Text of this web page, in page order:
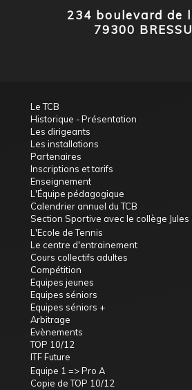
234 boulevard de
79300
Le TCB
Historique - Présentation
Les dirigeants
Les installations
Partenaires
Inscriptions et tarifs
Enseignement
L'Équipe pédagogique
Calendrier annuel du TCB
Section Sportive avec le collège Jules
L'Ecole de Tennis
Le centre d'entrainement
Cours collectifs adultes
Compétition
Equipes jeunes
Equipes séniors
Equipes séniors +
Arbitrage
Evènements
TOP 10/12
ITF Future
Equipe 1 => Pro A
Copie de TOP 10/12